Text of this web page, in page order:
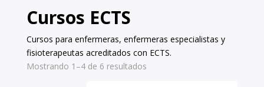
Cursos ECTS
Cursos para enfermeras, enfermeras especialistas y
fisioterapeutas acreditados con ECTS.
Mostrando 1–4 de 6 resultados